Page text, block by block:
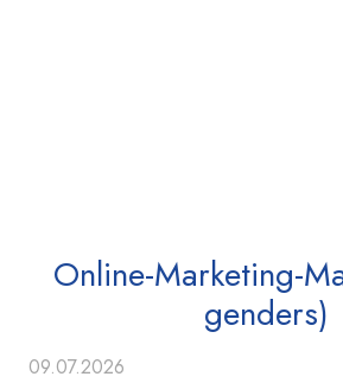
Online-Marketing-
genders)
09.07.2026